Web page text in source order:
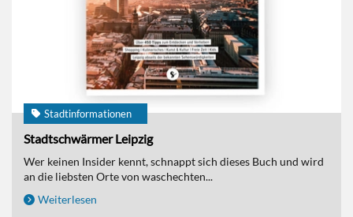
Stadtinformationen
Stadtschwärmer Leipzig
Wer keinen Insider kennt, schnappt sich dieses Buch und wird
an die liebsten Orte von waschechten...
Weiterlesen